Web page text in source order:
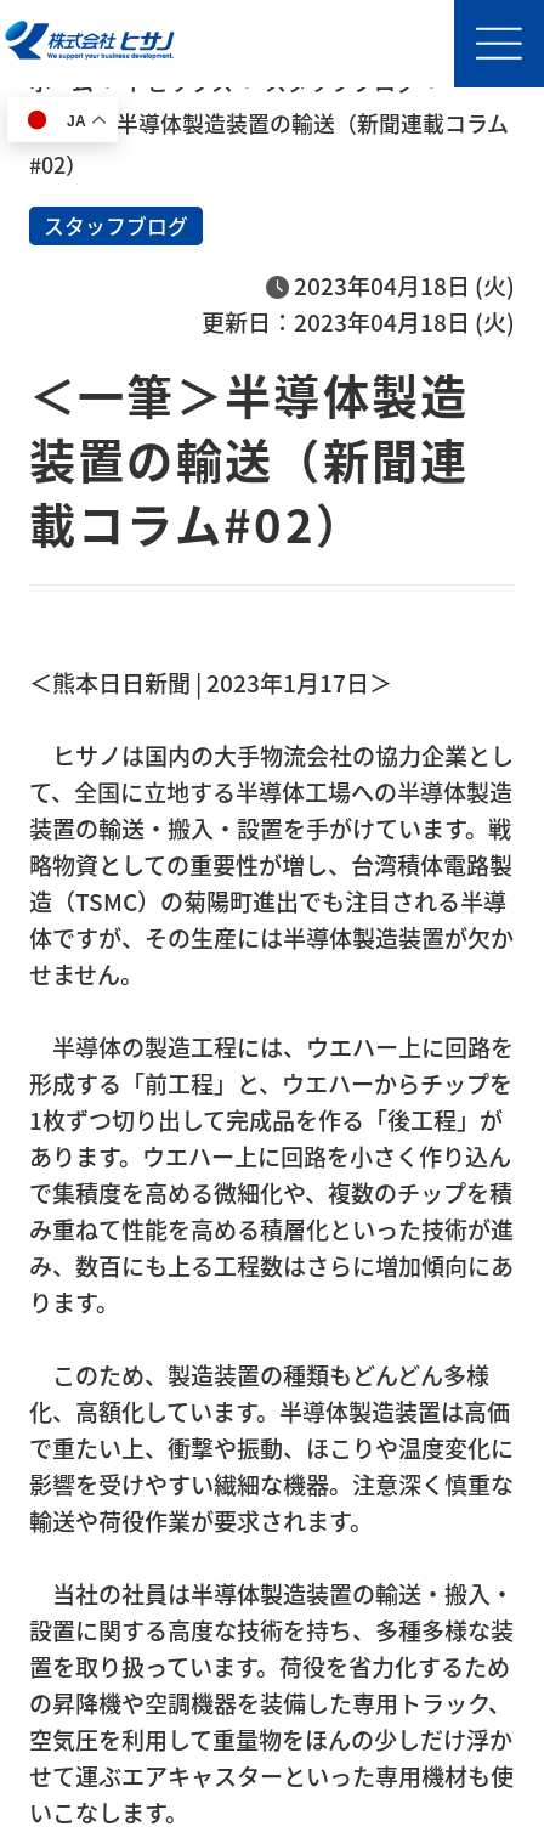
JA
HOME
事
半導
造装
置輸
送
器）
密
機
器
輸
送
病
店
舗・
事務
所移
転
営
業
倉
ピア
ノ・
楽器
輸
送・
調律
企
業
情
ホーム トピックス
スタッフブログ
＜一筆＞半導体製造装置の輸送（新聞連載コラム
#02）
スタッフブログ
2023年04月18日 (火)
更新日：2023年04月18日 (火)
＜一筆＞半導体製造
装置の輸送（新聞連
載コラム#02）
＜熊本日日新聞 | 2023年1月17日＞
ヒサノは国内の大手物流会社の協力企業とし
て、全国に立地する半導体工場への半導体製造
装置の輸送・搬入・設置を手がけています。戦
略物資としての重要性が増し、台湾積体電路製
造（TSMC）の菊陽町進出でも注目される半導
体ですが、その生産には半導体製造装置が欠か
せません。
半導体の製造工程には、ウエハー上に回路を
形成する「前工程」と、ウエハーからチップを
1枚ずつ切り出して完成品を作る「後工程」が
あります。ウエハー上に回路を小さく作り込ん
で集積度を高める微細化や、複数のチップを積
み重ねて性能を高める積層化といった技術が進
み、数百にも上る工程数はさらに増加傾向にあ
ります。
このため、製造装置の種類もどんどん多様
化、高額化しています。半導体製造装置は高価
で重たい上、衝撃や振動、ほこりや温度変化に
影響を受けやすい繊細な機器。注意深く慎重な
輸送や荷役作業が要求されます。
当社の社員は半導体製造装置の輸送・搬入・
設置に関する高度な技術を持ち、多種多様な装
置を取り扱っています。荷役を省力化するため
の昇降機や空調機器を装備した専用トラック、
空気圧を利用して重量物をほんの少しだけ浮か
せて運ぶエアキャスターといった専用機材も使
いこなします。